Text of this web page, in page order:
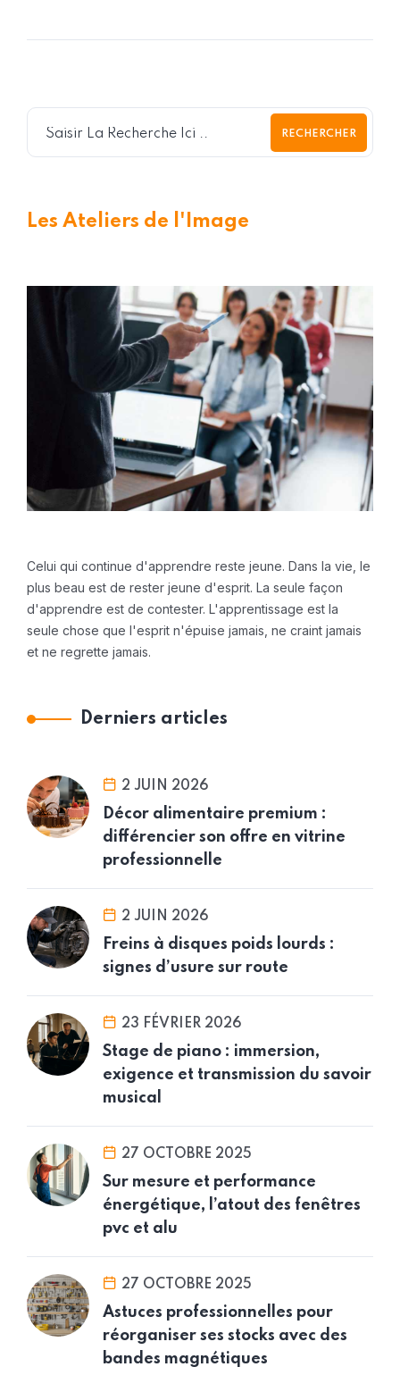
RECHERCHER
Les Ateliers de l'Image
Celui qui continue d'apprendre reste jeune. Dans la vie, le
plus beau est de rester jeune d'esprit. La seule façon
d'apprendre est de contester. L'apprentissage est la
seule chose que l'esprit n'épuise jamais, ne craint jamais
et ne regrette jamais.
Derniers articles
2 JUIN 2026
Décor alimentaire premium :
différencier son offre en vitrine
professionnelle
2 JUIN 2026
Freins à disques poids lourds :
signes d’usure sur route
23 FÉVRIER 2026
Stage de piano : immersion,
exigence et transmission du savoir
musical
27 OCTOBRE 2025
Sur mesure et performance
énergétique, l’atout des fenêtres
pvc et alu
27 OCTOBRE 2025
Astuces professionnelles pour
réorganiser ses stocks avec des
bandes magnétiques